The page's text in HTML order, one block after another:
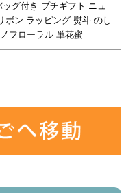
グ付き プチギフト ニュ
ボン ラッピング 熨斗 のし
フローラル 単花蜜